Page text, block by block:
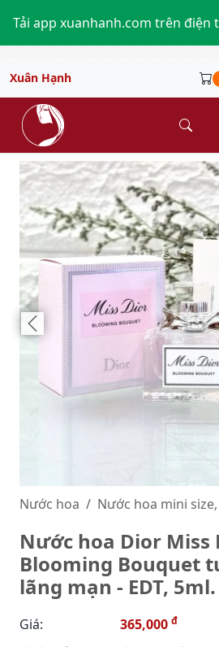
Tải app xuanhanh.com trên điện
Xuân Hạnh
Nước hoa Nước hoa mini
Nước hoa Dior Miss
Blooming Bouquet
lãng mạn - EDT, 5ml.
Giá: 365,000 đ